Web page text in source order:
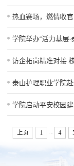
学院举办“活力基层
访企拓岗精准对接
学院启动平安校园
上页 1 4